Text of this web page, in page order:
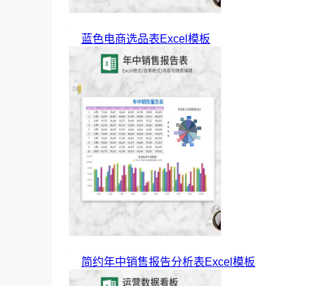
蓝色电商选品表Excel模板
简约年中销售报告分析表Excel模板